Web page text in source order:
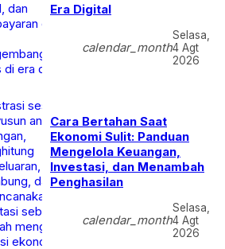
USD)
data
Serikat
dari
Federal
dovish.
AS dan
hasil
aset
Fokus pelaku pasar kini
data ekonomi berikutnya
sinyal kebijakan The Fed
yang dapat menentukan
Era Digital
calendar_month
Selasa,
4 Agt
2026
Cara Bertahan Saat
Ekonomi Sulit: Panduan
Mengelola Keuangan,
Investasi, dan Menambah
Penghasilan
calendar_month
Selasa,
4 Agt
2026